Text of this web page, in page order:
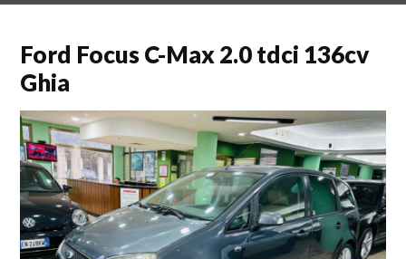
Ford Focus C-Max 2.0 tdci 136cv
Ghia